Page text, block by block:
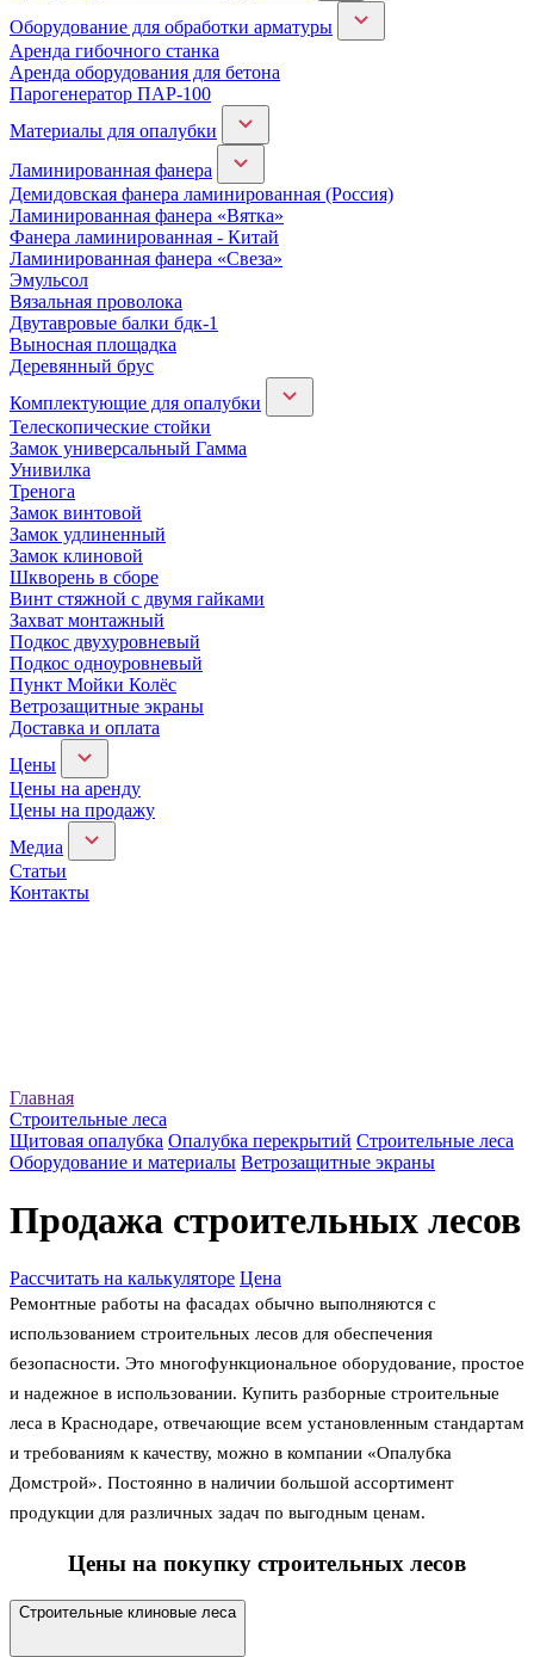
Оборудование для обработки арматуры
Аренда гибочного станка
Аренда оборудования для бетона
Парогенератор ПАР-100
Материалы для опалубки
Ламинированная фанера
Демидовская фанера ламинированная (Россия)
Ламинированная фанера «Вятка»
Фанера ламинированная - Китай
Ламинированная фанера «Свеза»
Эмульсол
Вязальная проволока
Двутавровые балки бдк-1
Выносная площадка
Деревянный брус
Комплектующие для опалубки
Телескопические стойки
Замок универсальный Гамма
Унивилка
Тренога
Замок винтовой
Замок удлиненный
Замок клиновой
Шкворень в сборе
Винт стяжной с двумя гайками
Захват монтажный
Подкос двухуровневый
Подкос одноуровневый
Пункт Мойки Колёс
Ветрозащитные экраны
Доставка и оплата
Цены
Цены на аренду
Цены на продажу
Медиа
Статьи
Контакты
Главная
Строительные леса
Щитовая опалубка Опалубка перекрытий Строительные леса
Оборудование и материалы Ветрозащитные экраны
Продажа строительных лесов
Рассчитать на калькуляторе Цена
Ремонтные работы на фасадах обычно выполняются с
использованием строительных лесов для обеспечения
безопасности. Это многофункциональное оборудование, простое
и надежное в использовании. Купить разборные строительные
леса в Краснодаре, отвечающие всем установленным стандартам
и требованиям к качеству, можно в компании «Опалубка
Домстрой». Постоянно в наличии большой ассортимент
продукции для различных задач по выгодным ценам.
Цены на покупку строительных лесов
Строительные клиновые леса